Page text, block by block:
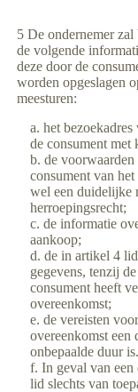
5 De ondernemer
de volgende
deze door de
worden opgeslagen
meesturen:
het
de consument met
de
consument van
wel een duidelijke
herroepingsrecht;
de informatie
aankoop;
de in artikel 4
gegevens, tenzij
consument heeft
overeenkomst;
de vereisten
overeenkomst een
onbepaalde duur is.
In geval van
lid slechts van